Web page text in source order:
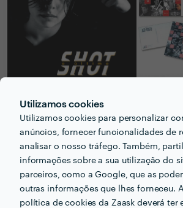
Utilizamos cookies
Utilizamos cookies para personalizar
anúncios, fornecer funcionalidades de
analisar o nosso tráfego. Também,
informações sobre a sua utilização do
parceiros, como a Google, que as
outras informações que lhes forneceu.
política de cookies da Zaask deverá ter